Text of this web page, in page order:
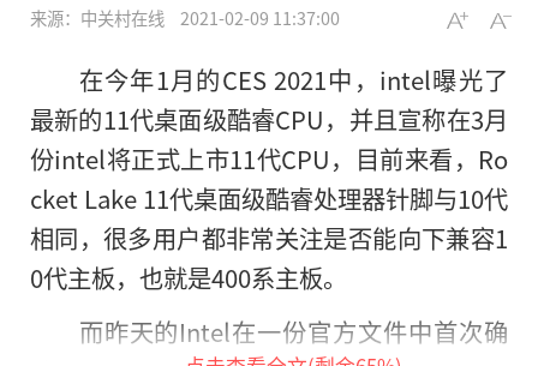
来源：中关村在线 2021-02-09 11:37:00
在今年1月的CES 2021中，intel曝光了
最新的11代桌面级酷睿CPU，并且宣称在3月
份intel将正式上市11代CPU，目前来看，Ro
cket Lake 11代桌面级酷睿处理器针脚与10代
相同，很多用户都非常关注是否能向下兼容1
0代主板，也就是400系主板。
而昨天的Intel在一份官方文件中首次确